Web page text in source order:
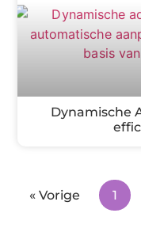
Dynamische
« Vorige 1